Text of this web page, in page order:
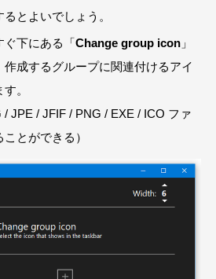
とよいでしょう。
ぐ下にある「Change group icon 」
作成するグループに関連付けるアイ
。
/ JPE / JFIF / PNG / EXE / ICO ファ
とができる）